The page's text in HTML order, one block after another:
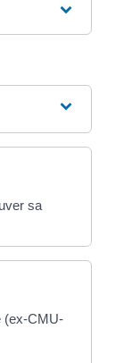
sa
(ex-CMU-